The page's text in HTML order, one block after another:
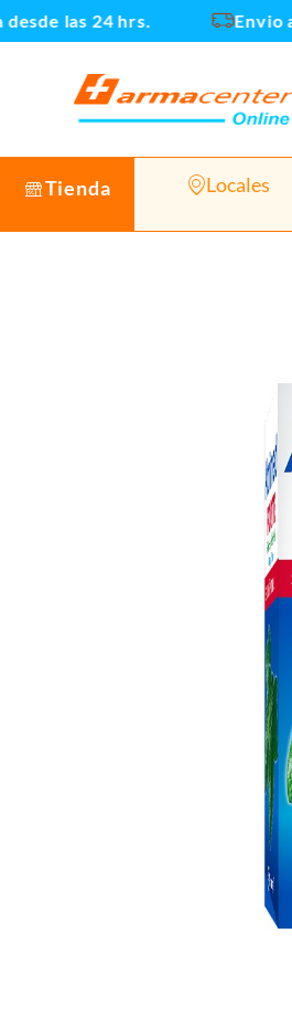
al
las 24 hrs. Envio a
Tienda Locales